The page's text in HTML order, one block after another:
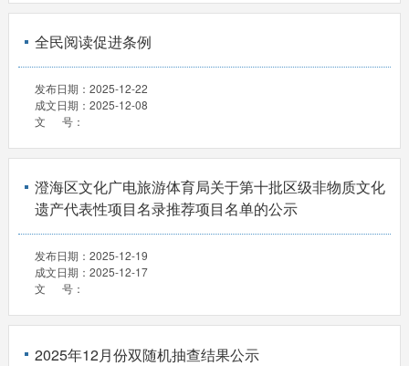
全民阅读促进条例
发布日期： 2025-12-22
成文日期： 2025-12-08
文 号：
澄海区文化广电旅游体育局关于第十批区级非物质文化
遗产代表性项目名录推荐项目名单的公示
发布日期： 2025-12-19
成文日期： 2025-12-17
文 号：
2025年12月份双随机抽查结果公示